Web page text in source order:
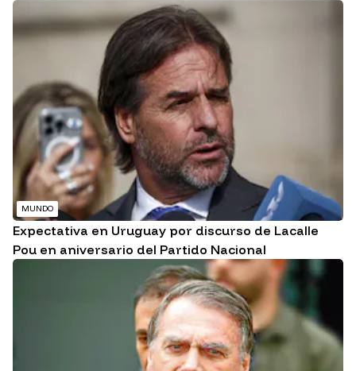
MUNDO
Expectativa en Uruguay por discurso de Lacalle
Pou en aniversario del Partido Nacional